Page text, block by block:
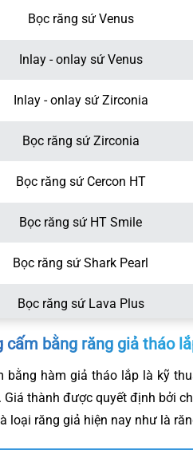
Bọc răng sứ Venus
Inlay - onlay sứ Venus
Inlay - onlay sứ Zirconia
Bọc răng sứ Zirconia
Bọc răng sứ Cercon HT
Bọc răng sứ HT Smile
Bọc răng sứ Shark Pearl
Bọc răng sứ Lava Plus
Bọc răng sứ Lava Esthetic
Endo crown - mão sứ Emax
Bọc răng sứ Shark Diamond
cấm bằng răng giả tháo
bằng hàm giả tháo lắp là kỹ
Giá thành được quyết định bởi
loại răng giả hiện nay như là